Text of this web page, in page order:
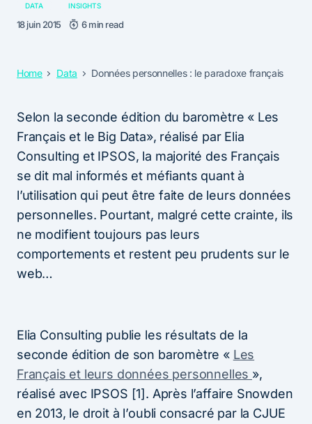
DATA INSIGHTS
18 juin 2015 6 min read
Home Data Données personnelles : le paradoxe français
Selon la seconde édition du baromètre « Les
Français et le Big Data», réalisé par Elia
Consulting et IPSOS, la majorité des Français
se dit mal informés et méfiants quant à
l’utilisation qui peut être faite de leurs données
personnelles. Pourtant, malgré cette crainte, ils
ne modifient toujours pas leurs
comportements et restent peu prudents sur le
web…
Elia Consulting publie les résultats de la
seconde édition de son baromètre « Les
Français et leurs données personnelles »,
réalisé avec IPSOS [1]. Après l’affaire Snowden
en 2013, le droit à l’oubli consacré par la CJUE